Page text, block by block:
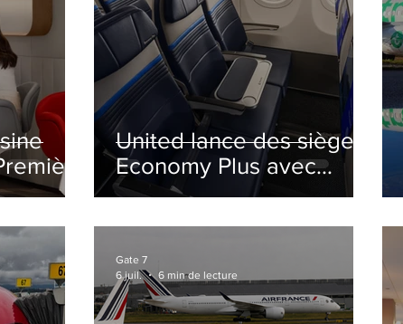
United lance des sièges
Economy Plus avec
siège central neutralisé
Gate 7
6 juil.
6 min de lecture